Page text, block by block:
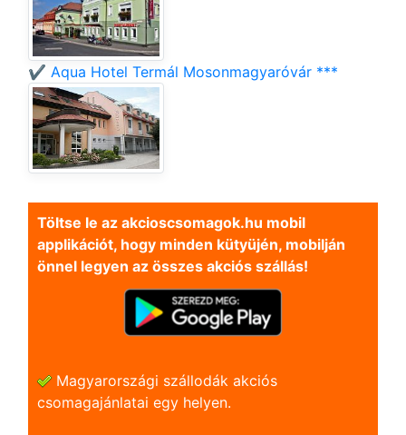
✔️ Aqua Hotel Termál Mosonmagyaróvár ***
Töltse le az akcioscsomagok.hu mobil
applikációt, hogy minden kütyüjén, mobilján
önnel legyen az összes akciós szállás!
Magyarországi szállodák akciós
csomagajánlatai egy helyen.